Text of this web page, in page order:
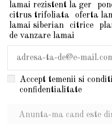
lamai rezistent la ger
citrus trifoliata
oferta
lamai siberian
citrice
de vanzare lamai
Accept temenii si
confidentialitate